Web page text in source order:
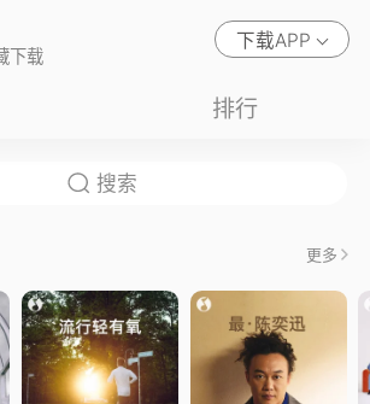
下载
下载APP
排行
更多